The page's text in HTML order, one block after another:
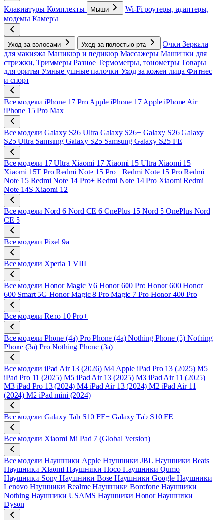
Клавиатуры Комплекты Мыши
Wi-Fi роутеры, адаптеры,
модемы Камеры
Уход за волосами Уход за полостью рта Очки Зеркала
для макияжа Маникюр и педикюр Массажеры Машинки для
стрижки, Триммеры Разное Термометры, тонометры Товары
для бритья Умные ушные палочки Уход за кожей лица Фитнес
и спорт
Все модели iPhone 17 Pro Apple iPhone 17 Apple iPhone Air
iPhone 15 Pro Max
Все модели Galaxy S26 Ultra Galaxy S26+ Galaxy S26 Galaxy
S25 Ultra Samsung Galaxy S25 Samsung Galaxy S25 FE
Все модели 17 Ultra Xiaomi 17 Xiaomi 15 Ultra Xiaomi 15
Xiaomi 15T Pro Redmi Note 15 Pro+ Redmi Note 15 Pro Redmi
Note 15 Redmi Note 14 Pro+ Redmi Note 14 Pro Xiaomi Redmi
Note 14S Xiaomi 12
Все модели Nord 6 Nord CE 6 OnePlus 15 Nord 5 OnePlus Nord
CE 5
Все модели Pixel 9a
Все модели Xperia 1 VIII
Все модели Honor Magic V6 Honor 600 Pro Honor 600 Honor
600 Smart 5G Honor Magic 8 Pro Magic 7 Pro Honor 400 Pro
Все модели Reno 10 Pro+
Все модели Phone (4a) Pro Phone (4a) Nothing Phone (3) Nothing
Phone (3a) Pro Nothing Phone (3a)
Все модели iPad Air 13 (2026) M4 Apple iPad Pro 13 (2025) M5
iPad Pro 11 (2025) M5 iPad Air 13 (2025) M3 iPad Air 11 (2025)
M3 iPad Pro 13 (2024) M4 iPad Air 13 (2024) M2 iPad Air 11
(2024) M2 iPad mini (2024)
Все модели Galaxy Tab S10 FE+ Galaxy Tab S10 FE
Все модели Xiaomi Mi Pad 7 (Global Version)
Все модели Наушники Apple Наушники JBL Наушники Beats
Наушники Xiaomi Наушники Hoco Наушники Qumo
Наушники Sony Наушники Bose Наушники Google Наушники
Lenovo Наушники Realme Наушники Borofone Наушники
Nothing Наушники USAMS Наушники Honor Наушники
Dyson